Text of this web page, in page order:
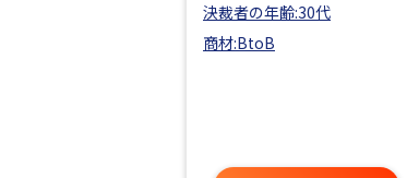
決裁者の年齢:30代
商材:BtoB